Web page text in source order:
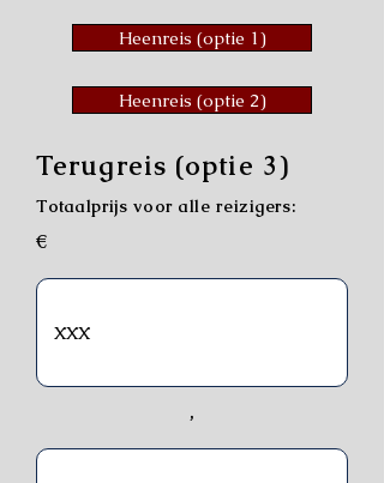
Heenreis (optie 1)
Heenreis (optie 2)
Terugreis (optie 3)
Totaalprijs voor alle reizigers:
€
,